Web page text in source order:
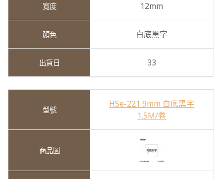
12mm
白底黑字
33
HSe-221 9mm 白底黑字
1.5M/卷